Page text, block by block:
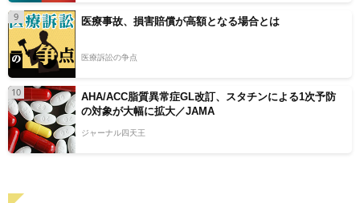
9 医療事故、損害賠償が高額となる場合とは
医療訴訟の争点
10
AHA/ACC脂質異常症GL改訂、スタチンによる1次予防
の対象が大幅に拡大／JAMA
ジャーナル四天王